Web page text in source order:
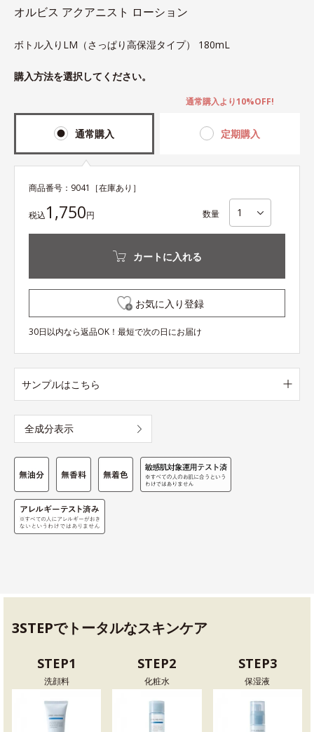
オルビス アクアニスト ローション
ボトル入りLM（さっぱり高保湿タイプ） 180mL
購入方法を選択してください。
通常購入 定期購入
通常購入より10%OFF!
商品番号： 9041 ［在庫あり］
税込1,750円 数量
カートに入れる
お気に入り登録
30日以内なら返品OK！最短で次の日にお届け
サンプルはこちら
全成分表示
3STEPでトータルなスキンケア
STEP1
洗顔料
STEP2
化粧水
STEP3
保湿液